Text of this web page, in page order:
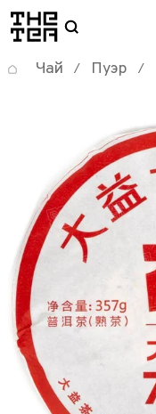
логотип
Чай / Пуэр /